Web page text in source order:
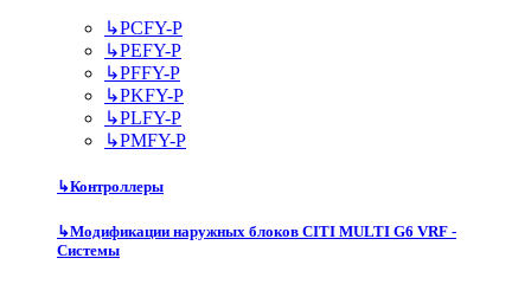
↳PCFY-P
↳PEFY-P
↳PFFY-P
↳PKFY-P
↳PLFY-P
↳PMFY-P
↳Контроллеры
↳Модификации наружных блоков CITI MULTI G6 VRF -
Системы